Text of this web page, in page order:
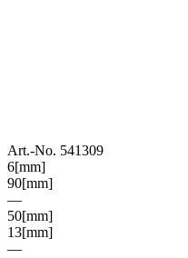
Art.-No. 541309
6[mm]
90[mm]
—
50[mm]
13[mm]
—